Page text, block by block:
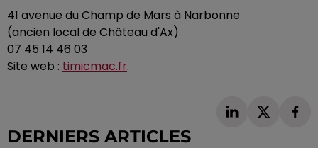
41 avenue du Champ de Mars à Narbonne
(ancien local de Château d'Ax)
07 45 14 46 03
Site web : timicmac.fr.
DERNIERS ARTICLES